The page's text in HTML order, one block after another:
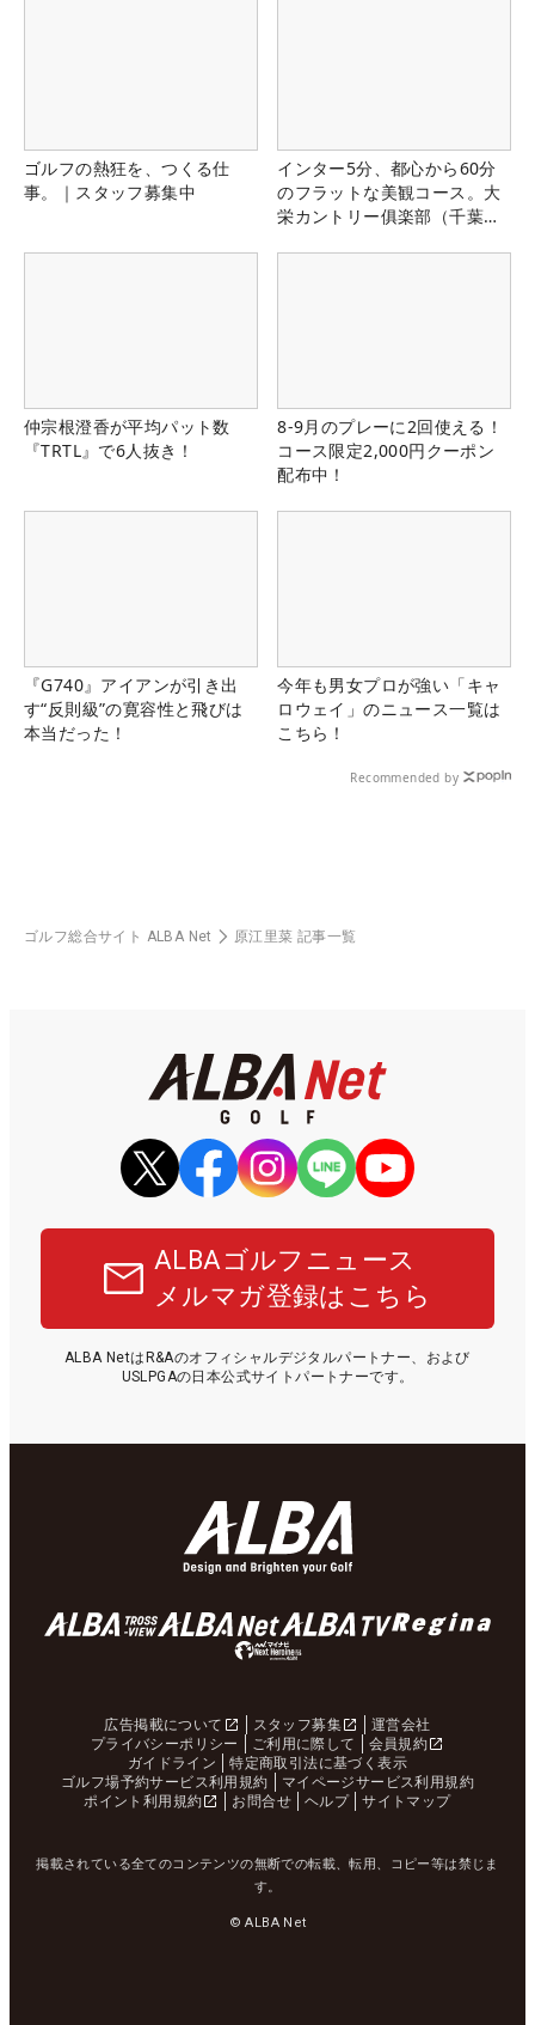
ゴルフの熱狂を、つくる仕
事。｜スタッフ募集中
インター5分、都心から60分
のフラットな美観コース。大
栄カントリー俱楽部（千葉
仲宗根澄香が平均パット数
『TRTL』で6人抜き！
8-9月のプレーに2回使える！
コース限定2,000円クーポン
配布中！
『G740』アイアンが引き出
す“反則級”の寛容性と飛びは
本当だった！
今年も男女プロが強い「キャ
ロウェイ」のニュース一覧は
こちら！
Recommended by
ゴルフ総合サイト ALBA Net 原江里菜 記事一覧
ALBAゴルフニュース
メルマガ登録はこちら
ALBA NetはR&Aのオフィシャルデジタルパートナー、および
USLPGAの日本公式サイトパートナーです。
広告掲載について スタッフ募集
運営会社
プライバシーポリシー
ご利用に際して
会員規約
ガイドライン
特定商取引法に基づく表示
ゴルフ場予約サービス利用規約
マイページサービス利用規約
ポイント利用規約
お問合せ ヘルプ サイトマップ
掲載されている全てのコンテンツの無断での転載、転用、コピー等は禁じま
す。
© ALBA Net